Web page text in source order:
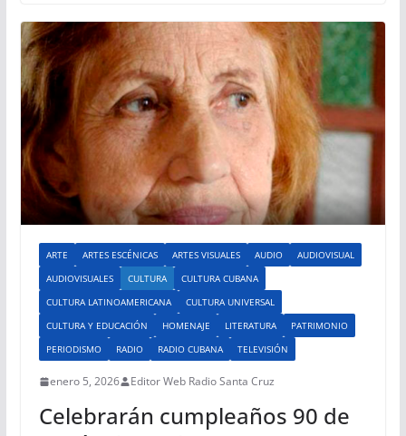
ARTE ARTES ESCÉNICAS ARTES VISUALES AUDIO
AUDIOVISUAL
AUDIOVISUALES
CULTURA
CULTURA CUBANA
CULTURA LATINOAMERICANA
CULTURA UNIVERSAL
CULTURA Y EDUCACIÓN
HOMENAJE LITERATURA
PATRIMONIO
PERIODISMO
RADIO RADIO CUBANA TELEVISIÓN
enero 5, 2026 Editor Web Radio Santa Cruz
Celebrarán cumpleaños 90 de